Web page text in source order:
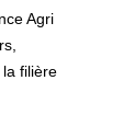
Agri
filière